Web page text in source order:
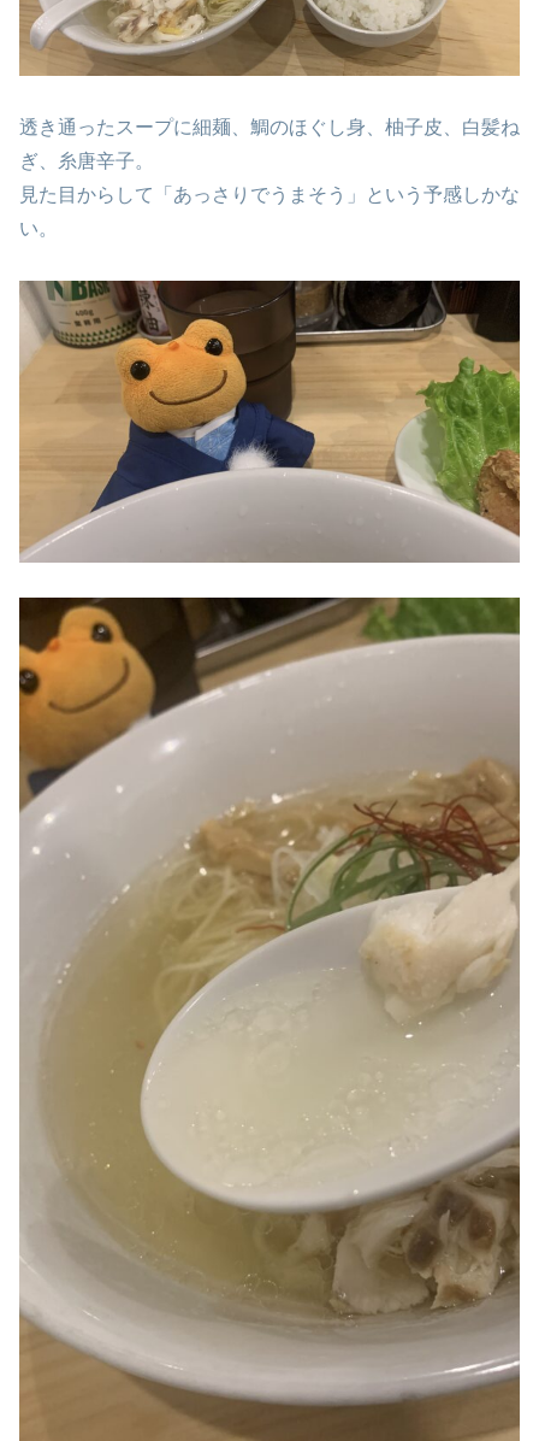
透き通ったスープに細麺、鯛のほぐし身、柚子皮、白髪ね
ぎ、糸唐辛子。
見た目からして「あっさりでうまそう」という予感しかな
い。